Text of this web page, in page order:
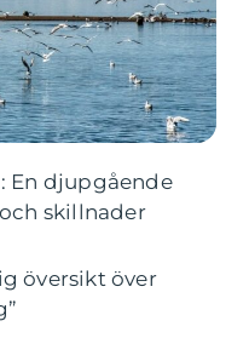
En djupgående
skillnader
översikt över